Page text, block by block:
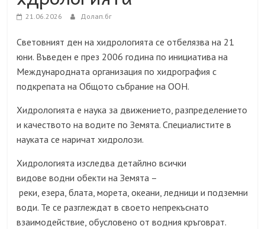
21.06.2026 Долап.бг
Световният ден на хидрологията се отбелязва на 21
юни. Въведен е през 2006 година по инициатива на
Международната организация по хидрография с
подкрепата на Общото събрание на ООН.
Хидрологията е наука за движението, разпределението
и качеството на водите по Земята. Специалистите в
науката се наричат хидролози.
Хидрологията изследва детайлно всички
видове водни обекти на Земята –
реки, езера, блата, морета, океани, ледници и подземни
води. Те се разглеждат в своето непрекъснато
взаимодействие, обусловено от водния кръговрат.